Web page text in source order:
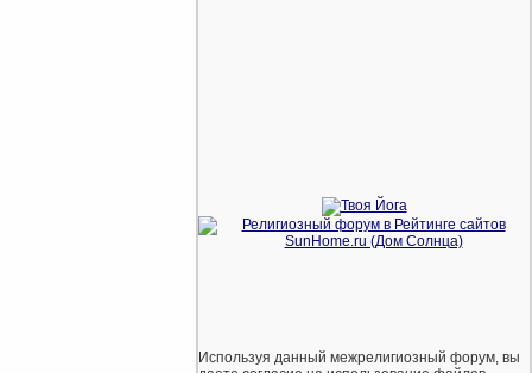
Используя данный межрелигиозный форум, вы